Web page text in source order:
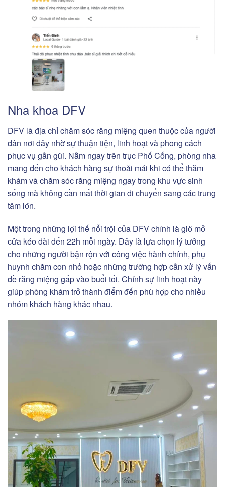
Nha khoa DFV
DFV là địa chỉ chăm sóc răng miệng quen thuộc của người
dân nơi đây nhờ sự thuận tiện, linh hoạt và phong cách
phục vụ gần gũi. Nằm ngay trên trục Phố Cống, phòng nha
mang đến cho khách hàng sự thoải mái khi có thể thăm
khám và chăm sóc răng miệng ngay trong khu vực sinh
sống mà không cần mất thời gian di chuyển sang các trung
tâm lớn.
Một trong những lợi thế nổi trội của DFV chính là giờ mở
cửa kéo dài đến 22h mỗi ngày. Đây là lựa chọn lý tưởng
cho những người bận rộn với công việc hành chính, phụ
huynh chăm con nhỏ hoặc những trường hợp cần xử lý vấn
đề răng miệng gấp vào buổi tối. Chính sự linh hoạt này
giúp phòng khám trở thành điểm đến phù hợp cho nhiều
nhóm khách hàng khác nhau.